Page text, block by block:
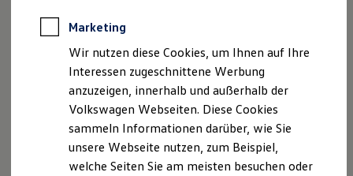
Software, Konnektivität & Apps
California App
VW Connect für Ihren ID. Buzz
VW Connect für Ihren Transporter/Caravelle
VW Connect für Ihren Amarok
VW Connect für andere Modelle
Connect Pro
Fleet Interface Data
Multistop Pathfinder
Übersicht Software Updates
Hilfreiches für Besitzer
Motoröl nimmt Verbrennungsrückstände und Schmutz auf,
die im Ölfilter gesammelt werden. Damit dieser nicht
irgendwann verstopft, wird Ihr VolkswagenOriginal Ölfilter
bei jedem Ölwechsel gleich mit getauscht.
Marketing
Wir nutzen diese Cookies, um Ihnen auf Ihre
Interessen zugeschnittene Werbung
anzuzeigen, innerhalb und außerhalb der
Volkswagen Webseiten. Diese Cookies
sammeln Informationen darüber, wie Sie
unsere Webseite nutzen, zum Beispiel,
welche Seiten Sie am meisten besuchen oder